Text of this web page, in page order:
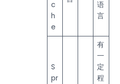
c
h
e
语
言
S
pr
有
一
定
程